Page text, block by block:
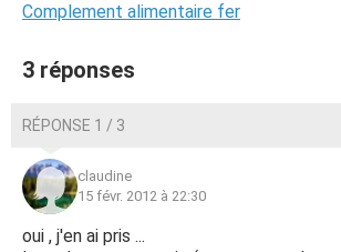
Complement alimentaire fer
3 réponses
RÉPONSE 1 / 3
claudine
15 févr. 2012 à 22:30
oui , j'en ai pris ...